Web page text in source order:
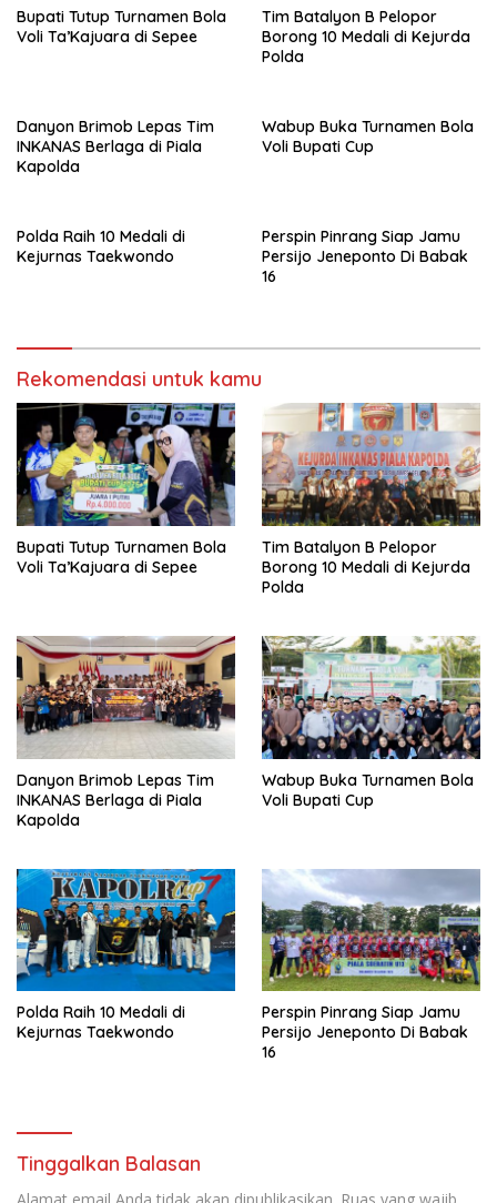
Bupati Tutup Turnamen Bola
Voli Ta’Kajuara di Sepee
Tim Batalyon B Pelopor
Borong 10 Medali di Kejurda
Polda
Danyon Brimob Lepas Tim
INKANAS Berlaga di Piala
Kapolda
Wabup Buka Turnamen Bola
Voli Bupati Cup
Polda Raih 10 Medali di
Kejurnas Taekwondo
Perspin Pinrang Siap Jamu
Persijo Jeneponto Di Babak
16
Rekomendasi untuk kamu
Bupati Tutup Turnamen Bola
Voli Ta’Kajuara di Sepee
Tim Batalyon B Pelopor
Borong 10 Medali di Kejurda
Polda
Danyon Brimob Lepas Tim
INKANAS Berlaga di Piala
Kapolda
Wabup Buka Turnamen Bola
Voli Bupati Cup
Polda Raih 10 Medali di
Kejurnas Taekwondo
Perspin Pinrang Siap Jamu
Persijo Jeneponto Di Babak
16
Tinggalkan Balasan